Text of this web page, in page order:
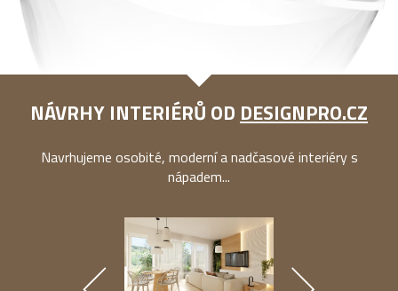
NÁVRHY INTERIÉRŮ OD DESIGNPRO.CZ
Navrhujeme osobité, moderní a nadčasové interiéry s
nápadem...